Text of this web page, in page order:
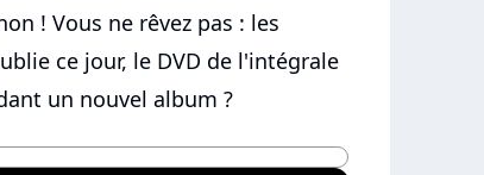
! Vous ne rêvez pas : les
ce jour, le DVD de l'intégrale
un nouvel album ?